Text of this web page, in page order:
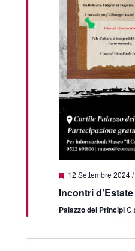
Featured
12 Settembre 2024
Incontri
Palazzo dei Principi